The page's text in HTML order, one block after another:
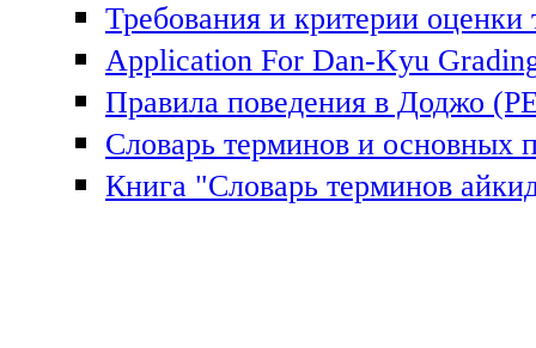
Требования и критерии оценки
Application For Dan-Kyu
Правила поведения в Доджо
Словарь терминов и
Книга "Словарь терминов